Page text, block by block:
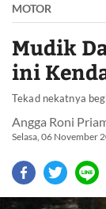
MOTOR
Mudik
ini
Tekad nekatnya
Angga Roni
Selasa, 06 November